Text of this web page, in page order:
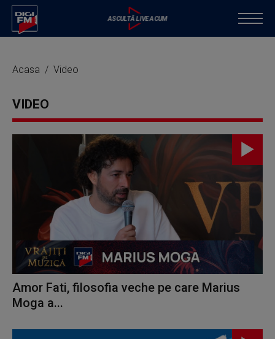
Acasa Video
VIDEO
Amor Fati, filosofia veche pe care Marius
Moga a...